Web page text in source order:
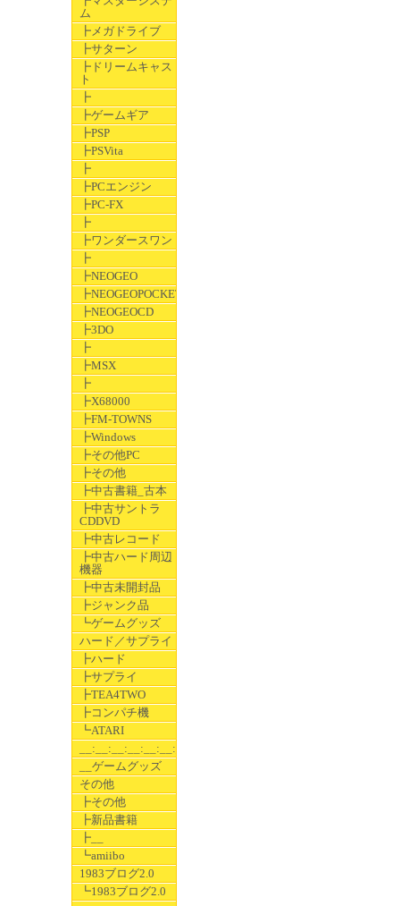
ム
┣メガドライブ
┣サターン
┣ドリームキャス
ト
┣
┣ゲームギア
┣PSP
┣PSVita
┣
┣PCエンジン
┣PC-FX
┣
┣ワンダースワン
┣
┣NEOGEO
┣NEOGEOPOCKET
┣NEOGEOCD
┣3DO
┣
┣MSX
┣
┣X68000
┣FM-TOWNS
┣Windows
┣その他PC
┣その他
┣中古書籍_古本
┣中古サントラ
CDDVD
┣中古レコード
┣中古ハード周辺
機器
┣中古未開封品
┣ジャンク品
┗ゲームグッズ
ハード／サプライ
┣ハード
┣サプライ
┣TEA4TWO
┣コンパチ機
┗ATARI
__:__:__:__:__:__:__
__ゲームグッズ
その他
┣その他
┣新品書籍
┣__
┗amiibo
1983ブログ2.0
┗1983ブログ2.0